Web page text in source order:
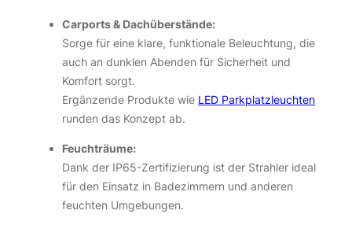
Carports & Dachüberstände:
Sorge für eine klare, funktionale Beleuchtung, die
auch an dunklen Abenden für Sicherheit und
Komfort sorgt.
Ergänzende Produkte wie LED Parkplatzleuchten
runden das Konzept ab.
Feuchträume:
Dank der IP65-Zertifizierung ist der Strahler ideal
für den Einsatz in Badezimmern und anderen
feuchten Umgebungen.